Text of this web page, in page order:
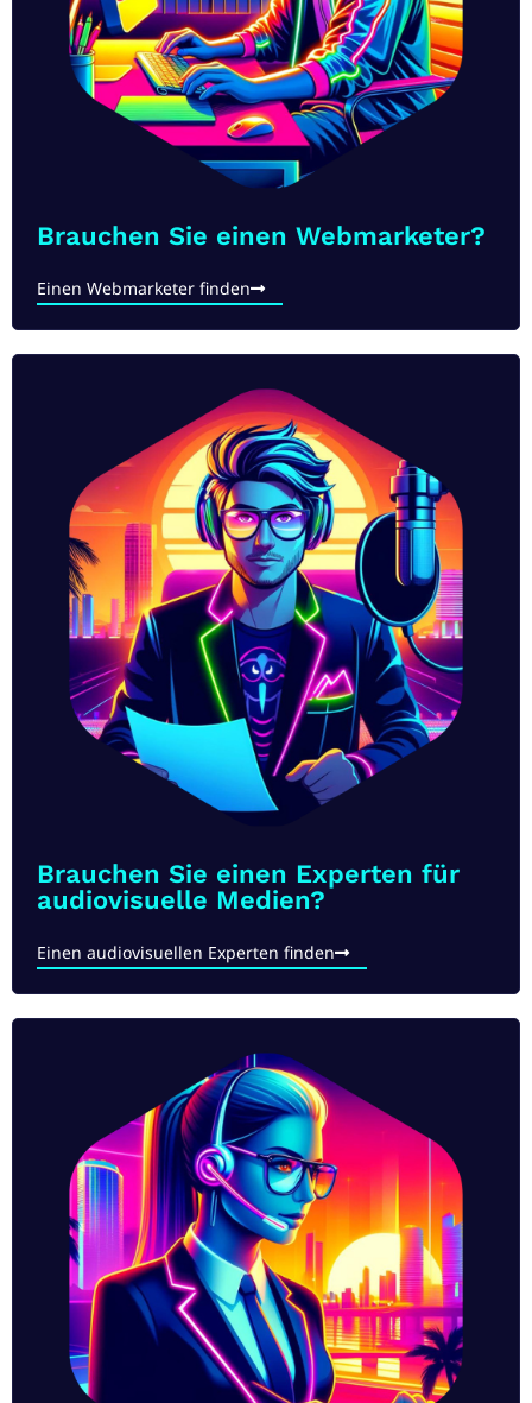
Brauchen Sie einen Webmarketer?
Einen Webmarketer finden
Brauchen Sie einen Experten für
audiovisuelle Medien?
Einen audiovisuellen Experten finden